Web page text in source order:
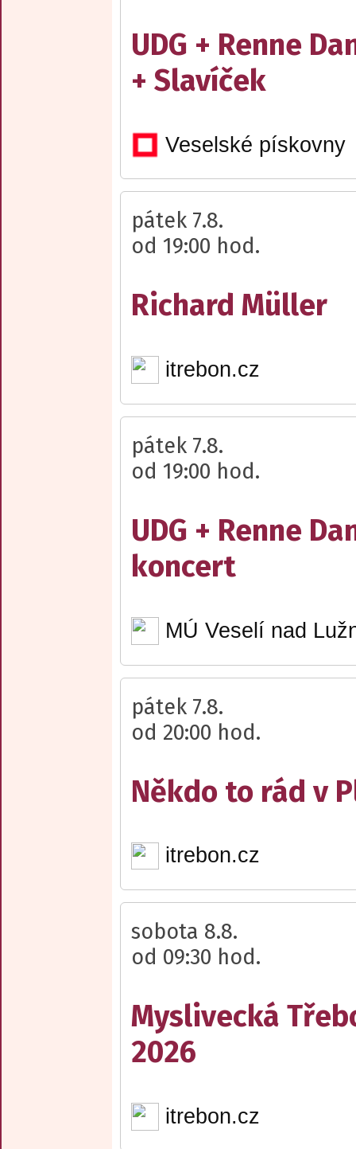
UDG + Renne
+ Slavíček
Veselské pískovny
pátek 7.8.
od 19:00 hod.
Richard Müller
itrebon.cz
pátek 7.8.
od 19:00 hod.
UDG + Renne
koncert
MÚ Veselí nad
pátek 7.8.
od 20:00 hod.
Někdo to rád v
itrebon.cz
sobota 8.8.
od 09:30 hod.
Myslivecká
2026
itrebon.cz